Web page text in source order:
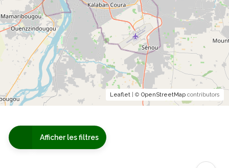
Afficher les filtres
Leaflet | © OpenStreetMap contributors